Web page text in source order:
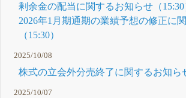
剰余金の配当に関するお知らせ（15:30
2026年1月期通期の業績予想の修正に
（15:30）
2025/10/08
株式の立会外分売終了に関するお知ら
2025/10/07